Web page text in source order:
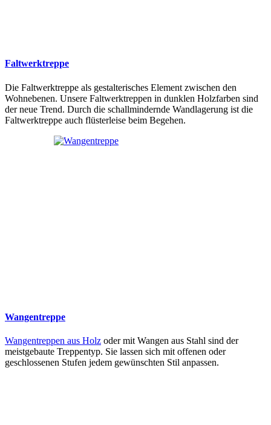
Faltwerktreppe
Die Faltwerktreppe als gestalterisches Element zwischen den
Wohnebenen. Unsere Faltwerktreppen in dunklen Holzfarben sind
der neue Trend. Durch die schallmindernde Wandlagerung ist die
Faltwerktreppe auch flüsterleise beim Begehen.
Wangentreppe
Wangentreppen aus Holz oder mit Wangen aus Stahl sind der
meistgebaute Treppentyp. Sie lassen sich mit offenen oder
geschlossenen Stufen jedem gewünschten Stil anpassen.